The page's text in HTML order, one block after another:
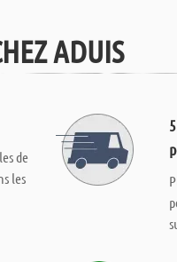
ADUIS
de
les